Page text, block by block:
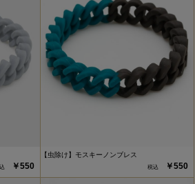
￥550
【虫除け】モスキーノンブレス
￥550